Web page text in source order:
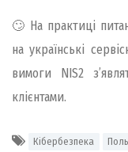
🙄 На практиці
на українські
вимоги NIS2
клієнтами.
Кібербезпека